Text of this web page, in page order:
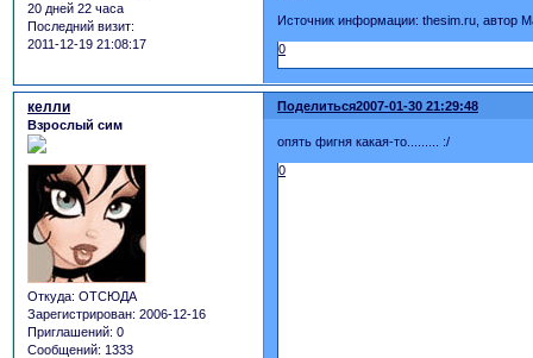
20 дней 22 часа
Последний визит:
2011-12-19 21:08:17
Источник информации: thesim.ru, автор
0
Поделиться2007-01-30 21:29:48
келли
Взрослый сим
Откуда: ОТСЮДА
Зарегистрирован: 2006-12-16
Приглашений: 0
Сообщений: 1333
опять фигня какая-то......... :/
0